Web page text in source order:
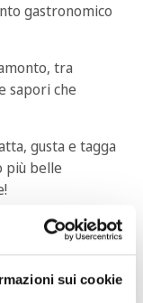
sui cookie
gastronomico
tra
sapori che
gusta e tagga
più belle